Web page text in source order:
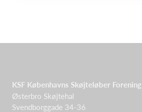
KSF Københavns Skøjteløber Forening
Østerbro Skøjtehal
Svendborggade 34-36